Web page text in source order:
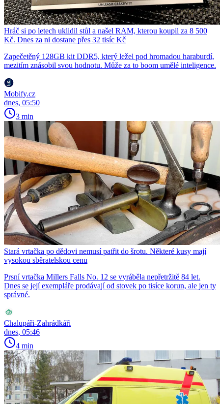
Hráč si po letech uklidil stůl a našel RAM, kterou koupil za 8 500
Kč. Dnes za ni dostane přes 32 tisíc Kč
Zapečetěný 128GB kit DDR5, který ležel pod hromadou haraburdí,
mezitím znásobil svou hodnotu. Může za to boom umělé inteligence.
Mobify.cz
dnes, 05:50
3 min
Stará vrtačka po dědovi nemusí patřit do šrotu. Některé kusy mají
vysokou sběratelskou cenu
Prsní vrtačka Millers Falls No. 12 se vyráběla nepřetržitě 84 let.
Dnes se její exempláře prodávají od stovek po tisíce korun, ale jen ty
správné.
Chalupáři-Zahrádkáři
dnes, 05:46
4 min